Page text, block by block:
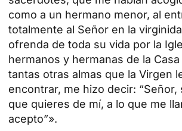
como a un hermano menor, al
totalmente al Señor en la
ofrenda de toda su vida por la
hermanos y hermanas de la
tantas otras almas que la Virgen
encontrar, me hizo decir: “Señor,
que quieres de mí, a lo que me
acepto”».